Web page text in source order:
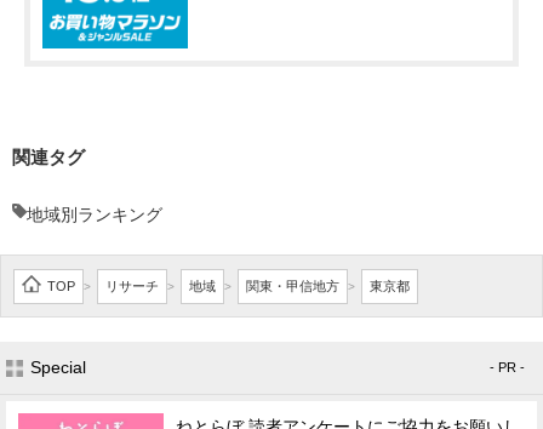
関連タグ
地域別ランキング
TOP > リサーチ > 地域 > 関東・甲信地方 > 東京都
Special - PR -